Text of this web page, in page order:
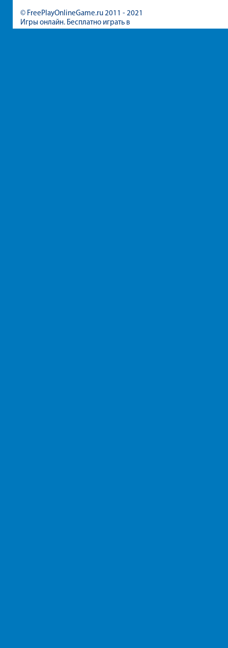
© FreePlayOnlineGame.ru 2011 - 2021
Игры онлайн. Бесплатно играть в
игры для девочек и мальчиков